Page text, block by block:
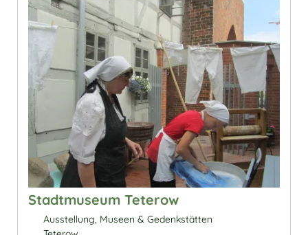
Stadtmuseum Teterow
Ausstellung, Museen & Gedenkstätten